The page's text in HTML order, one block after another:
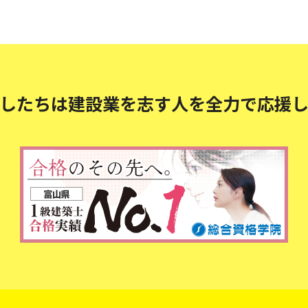
たちは建設業を志す人を全力で応援